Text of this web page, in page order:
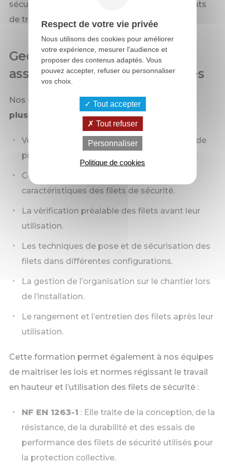
sécurité, contribuant ainsi à des environnements
de travail conformes et sûrs.
Georgeault est certifié pour
assurer des chantiers sécurisés
Nos équipes sont désormaiscertifiées sur
plusieurs points clés :
Vérification et utilisation des équipements de
protection individuelle (EPI).
Connaissances approfondies des
caractéristiques des filets de sécurité.
La vérification préalable des filets avant leur
utilisation.
Les techniques de pose et de sécurisation des
filets dans différentes configurations.
La gestion de l’organisation sur le chantier lors
de l’installation.
Le rangement et l’entretien des filets après leur
utilisation.
Cette formation permet également à nos équipes
de maîtriser les lois et normes régissant le travail
en hauteur et l’utilisation des filets de sécurité :
NF EN 1263-1 : Elle traite de la conception, de la
résistance, de la durabilité et des essais de
performance des filets de sécurité utilisés pour
la protection collective.
Respect de votre vie privée
Nous utilisons des cookies pour améliorer
votre expérience, mesurer l'audience et
proposer des contenus adaptés. Vous
pouvez accepter, refuser ou personnaliser
vos choix.
Tout accepter
Tout refuser
Personnaliser
Politique de cookies